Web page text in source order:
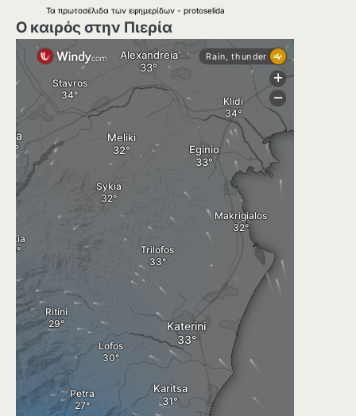
Τα πρωτοσέλιδα των εφημερίδων - protoselida
Ο καιρός στην Πιερία